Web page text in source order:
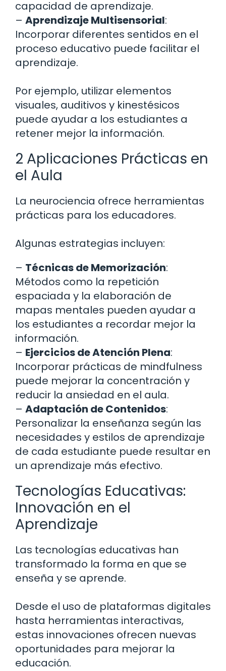
capacidad de aprendizaje.
– Aprendizaje Multisensorial:
Incorporar diferentes sentidos en el
proceso educativo puede facilitar el
aprendizaje.
Por ejemplo, utilizar elementos
visuales, auditivos y kinestésicos
puede ayudar a los estudiantes a
retener mejor la información.
2 Aplicaciones Prácticas en
el Aula
La neurociencia ofrece herramientas
prácticas para los educadores.
Algunas estrategias incluyen:
– Técnicas de Memorización:
Métodos como la repetición
espaciada y la elaboración de
mapas mentales pueden ayudar a
los estudiantes a recordar mejor la
información.
– Ejercicios de Atención Plena:
Incorporar prácticas de mindfulness
puede mejorar la concentración y
reducir la ansiedad en el aula.
– Adaptación de Contenidos:
Personalizar la enseñanza según las
necesidades y estilos de aprendizaje
de cada estudiante puede resultar en
un aprendizaje más efectivo.
Tecnologías Educativas:
Innovación en el
Aprendizaje
Las tecnologías educativas han
transformado la forma en que se
enseña y se aprende.
Desde el uso de plataformas digitales
hasta herramientas interactivas,
estas innovaciones ofrecen nuevas
oportunidades para mejorar la
educación.